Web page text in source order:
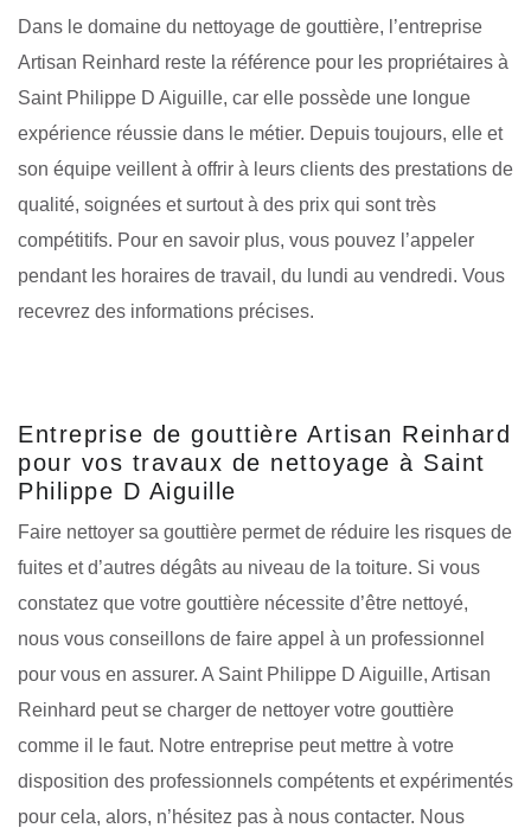
Dans le domaine du nettoyage de gouttière, l’entreprise
Artisan Reinhard reste la référence pour les propriétaires à
Saint Philippe D Aiguille, car elle possède une longue
expérience réussie dans le métier. Depuis toujours, elle et
son équipe veillent à offrir à leurs clients des prestations de
qualité, soignées et surtout à des prix qui sont très
compétitifs. Pour en savoir plus, vous pouvez l’appeler
pendant les horaires de travail, du lundi au vendredi. Vous
recevrez des informations précises.
Entreprise de gouttière Artisan Reinhard
pour vos travaux de nettoyage à Saint
Philippe D Aiguille
Faire nettoyer sa gouttière permet de réduire les risques de
fuites et d’autres dégâts au niveau de la toiture. Si vous
constatez que votre gouttière nécessite d’être nettoyé,
nous vous conseillons de faire appel à un professionnel
pour vous en assurer. A Saint Philippe D Aiguille, Artisan
Reinhard peut se charger de nettoyer votre gouttière
comme il le faut. Notre entreprise peut mettre à votre
disposition des professionnels compétents et expérimentés
pour cela, alors, n’hésitez pas à nous contacter. Nous